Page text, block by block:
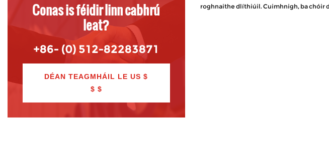
Conas is féidir linn cabhrú
leat?
+86- (0) 512-82283871
DÉAN TEAGMHÁIL LE US $
$ $
roghnaithe dlíthiúil. Cuimhnigh, ba chóir